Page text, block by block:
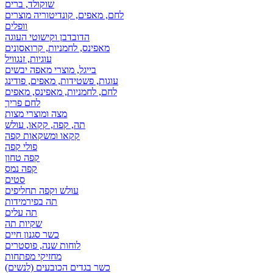
שוקולד, ברים
לחם, מאפים, קונדיטוריה מוצרים
וופלים
הדובדבן וקישוטי העוגה
מאפינס, לחמניות, קרואסונים
עוגיות, זנגוויל
בייגל, מוצרי מאפה יבשים
עוגות, פשטידות, מאפים, פודינג
לחם, לחמניות, מאפינס, מאפים
לחם פריך
מצה ומוצרי מצות
תה, קפה, קקאו, עולש
קקאו ומשקאות קפה
פולי קפה
קפה טחון
קפה נמס
סטים
עולש וקפה תחליפים
תה בפירמידות
תה עלים
שקיות תה
כשר סגנון חיים
לוחות שנה, פוסטרים
מחזיקי מפתחות
כשר בגדים הכובעים (לנשים)